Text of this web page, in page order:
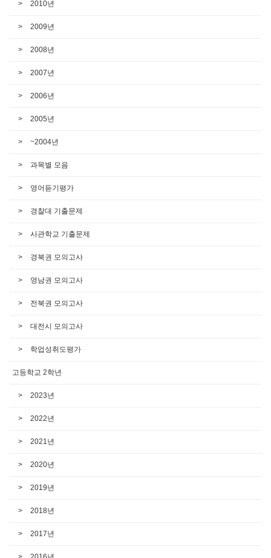
2010년
2009년
2008년
2007년
2006년
2005년
~2004년
과목별 모음
영어듣기평가
경찰대 기출문제
사관학교 기출문제
경북권 모의고사
영남권 모의고사
전북권 모의고사
대전시 모의고사
학업성취도평가
고등학교 2학년
2023년
2022년
2021년
2020년
2019년
2018년
2017년